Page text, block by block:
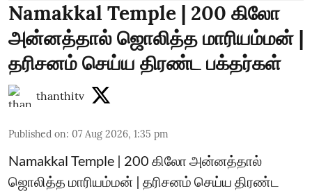
Namakkal Temple | 200 கிலோ
அன்னத்தால் ஜொலித்த மாரியம்மன் |
தரிசனம் செய்ய திரண்ட பக்தர்கள்
thanthitv
Published on: 07 Aug 2026, 1:35 pm
Namakkal Temple | 200 கிலோ அன்னத்தால்
ஜொலித்த மாரியம்மன் | தரிசனம் செய்ய திரண்ட